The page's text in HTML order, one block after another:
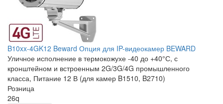
B10xx-4GK12 Beward Опция для IP-видеокамер BEWARD
Уличное исполнение в термокожухе -40 до +40°С, с
кронштейном и встроенным 2G/3G/4G промышленного
класса, Питание 12 В (для камер B1510, B2710)
Розница
26q